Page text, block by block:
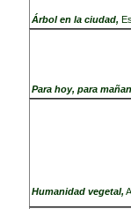
Árbol en la ciudad,
Para hoy, para
Humanidad vegetal,